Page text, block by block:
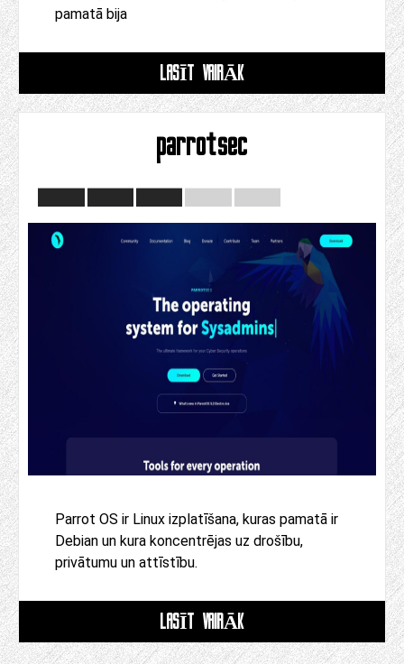
pamatā bija
LASĪT VAIRĀK
parrotsec
Parrot OS ir Linux izplatīšana, kuras pamatā ir
Debian un kura koncentrējas uz drošību,
privātumu un attīstību.
LASĪT VAIRĀK